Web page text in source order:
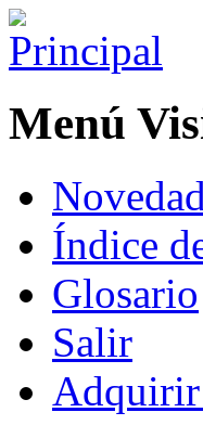
Menú
Índice
Glosario
Salir